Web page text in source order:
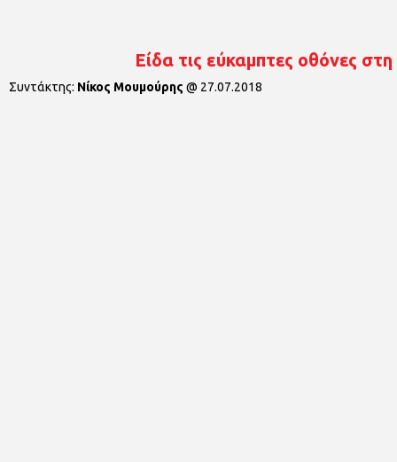
Είδα τις εύκαμπτες οθόνες
Συντάκτης: Νίκος Μουμούρης @ 27.07.2018